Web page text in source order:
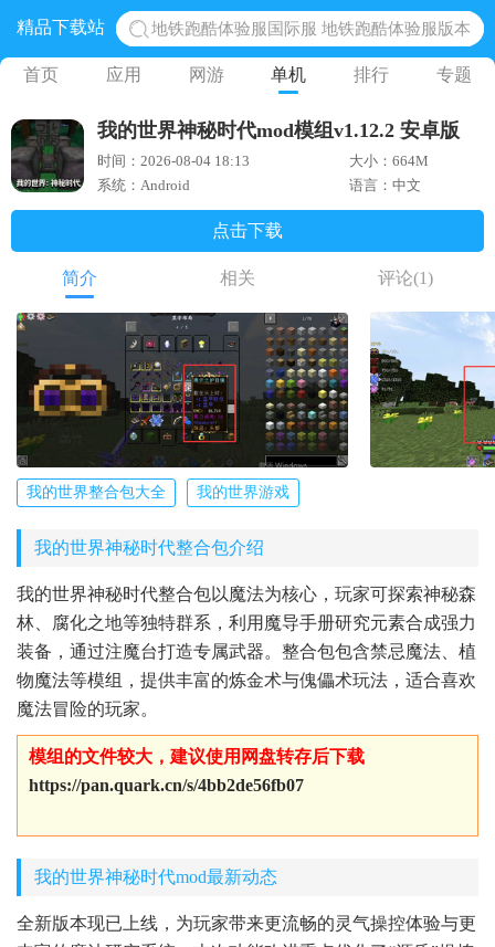
精品下载站
地铁跑酷体验服国际服 地铁跑酷体验服版本
网易光遇手游正版 点亮星空共庆周年
黎明觉醒生机腾讯正版 黎明觉醒生机国际服
蛋仔派对下载 蛋仔派对体验服
奥特曼王者传奇 正版奥特曼游戏
首页 应用 网游 单机 排行 专题
我的世界神秘时代mod模组v1.12.2 安卓版
时间：2026-08-04 18:13
大小：664M
系统：Android
语言：中文
点击下载
简介 相关 评论(1)
我的世界整合包大全 我的世界游戏
我的世界神秘时代整合包介绍
我的世界神秘时代整合包以魔法为核心，玩家可探索神秘森
林、腐化之地等独特群系，利用魔导手册研究元素合成强力
装备，通过注魔台打造专属武器。整合包包含禁忌魔法、植
物魔法等模组，提供丰富的炼金术与傀儡术玩法，适合喜欢
魔法冒险的玩家。
模组的文件较大，建议使用网盘转存后下载
https://pan.quark.cn/s/4bb2de56fb07
我的世界神秘时代mod最新动态
全新版本现已上线，为玩家带来更流畅的灵气操控体验与更